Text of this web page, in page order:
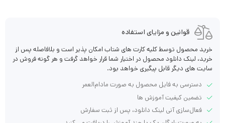
قوانین و مزایای استفاده
خرید محصول توسط کلیه کارت های شتاب امکان پذیر است و بلافاصله پس از
خرید، لینک دانلود محصول در اختیار شما قرار خواهد گرفت و هر گونه فروش در
سایت های دیگر قابل پیگیری خواهد بود.
دسترسی به فایل محصول به صورت مادام‌العمر
تضمین کیفیت آموزش ها
فعال‌سازی آنی لینک دانلود، پس از ثبت سفارش